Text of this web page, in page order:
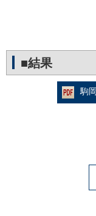
■結果
駒